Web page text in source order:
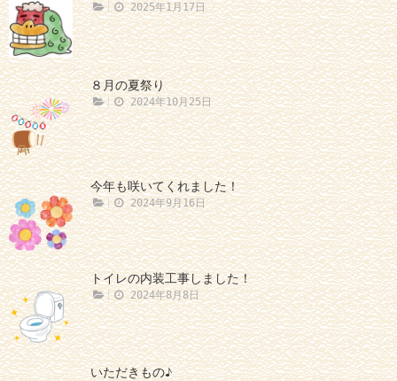
2025年1月17日
８月の夏祭り
2024年10月25日
今年も咲いてくれました！
2024年9月16日
トイレの内装工事しました！
2024年8月8日
いただきもの♪